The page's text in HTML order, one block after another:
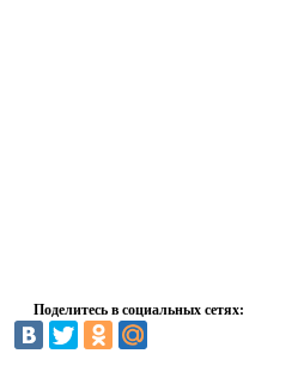
Поделитесь в социальных сетях: